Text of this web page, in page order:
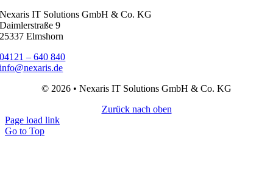
Nexaris IT Solutions GmbH & Co. KG
Daimlerstraße 9
25337 Elmshorn
04121 – 640 840
info@nexaris.de
© 2026 • Nexaris IT Solutions GmbH & Co. KG
Zurück nach oben
Page load link
Go to Top